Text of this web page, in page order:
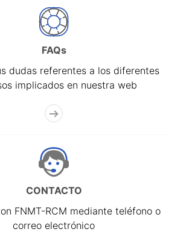
FAQs
dudas referentes a los diferentes
implicados en nuestra web
CONTACTO
FNMT-RCM mediante teléfono o
correo electrónico